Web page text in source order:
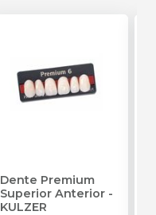
Dente Premium
Superior Anterior-
KULZER